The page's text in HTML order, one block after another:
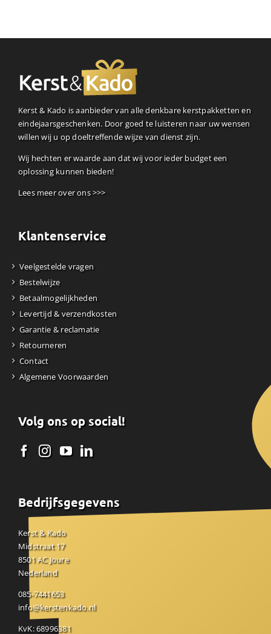
Kerst & Kado is aanbieder van alle denkbare kerstpakketten en
eindejaarsgeschenken. Door goed te luisteren naar uw wensen
willen wij u op doeltreffende wijze van dienst zijn.
Wij hechten er waarde aan dat wij voor ieder budget een
oplossing kunnen bieden!
Lees meer over ons >>>
Klantenservice
Veelgestelde vragen
Bestelwijze
Betaalmogelijkheden
Levertijd & verzendkosten
Garantie & reclamatie
Retourneren
Contact
Algemene Voorwaarden
Volg ons op social!
Bedrijfsgegevens
Kerst & Kado
Midstraat 17
8501 AC Joure
Nederland
085-7441653
info@kerstenkado.nl
KvK: 68996381